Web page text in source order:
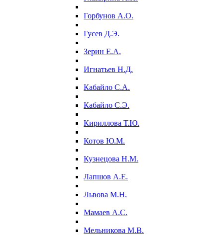
Горбунов А.О.
Гусев Д.Э.
Зерин Е.А.
Игнатьев Н.Д.
Кабайло С.А.
Кабайло С.Э.
Кириллова Т.Ю.
Котов Ю.М.
Кузнецова Н.М.
Лапшов А.Е.
Львова М.Н.
Мамаев А.С.
Мельникова М.В.